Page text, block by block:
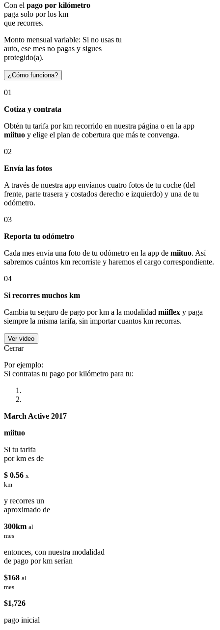
Con el pago por kilómetro
paga solo por los km
que recorres.
Monto mensual variable: Si no usas tu
auto, ese mes no pagas y sigues
protegido(a).
¿Cómo funciona?
01
Cotiza y contrata
Obtén tu tarifa por km recorrido en nuestra página o en la app
miituo y elige el plan de cobertura que más te convenga.
02
Envía las fotos
A través de nuestra app envíanos cuatro fotos de tu coche (del
frente, parte trasera y costados derecho e izquierdo) y una de tu
odómetro.
03
Reporta tu odómetro
Cada mes envía una foto de tu odómetro en la app de miituo. Así
sabremos cuántos km recorriste y haremos el cargo correspondiente.
04
Si recorres muchos km
Cambia tu seguro de pago por km a la modalidad miiflex y paga
siempre la misma tarifa, sin importar cuantos km recorras.
Ver video
Cerrar
Por ejemplo:
Si contratas tu pago por kilómetro para tu:
March Active 2017
miituo
Si tu tarifa
por km es de
$ 0.56 x
km
y recorres un
aproximado de
300km al
mes
entonces, con nuestra modalidad
de pago por km serían
$168 al
mes
$1,726
pago inicial